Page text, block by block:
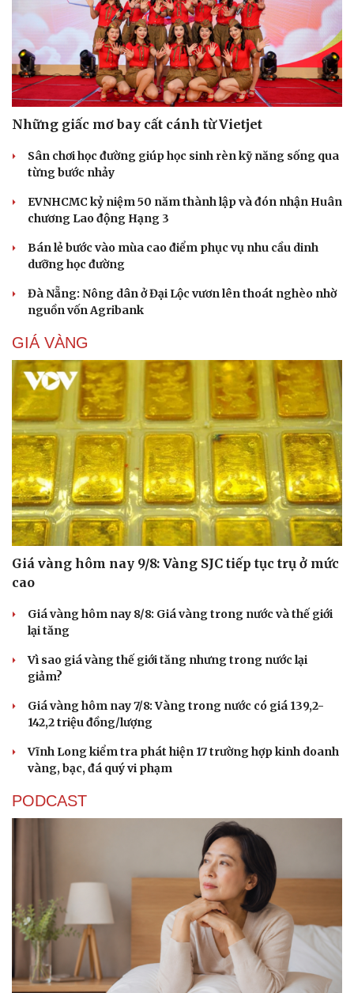
Cải chính
Những giấc mơ bay cất cánh từ Vietjet
Sân chơi học đường giúp học sinh rèn kỹ năng sống qua
từng bước nhảy
EVNHCMC kỷ niệm 50 năm thành lập và đón nhận Huân
chương Lao động Hạng 3
Bán lẻ bước vào mùa cao điểm phục vụ nhu cầu dinh
dưỡng học đường
Đà Nẵng: Nông dân ở Đại Lộc vươn lên thoát nghèo nhờ
nguồn vốn Agribank
GIÁ VÀNG
Giá vàng hôm nay 9/8: Vàng SJC tiếp tục trụ ở mức
cao
Giá vàng hôm nay 8/8: Giá vàng trong nước và thế giới
lại tăng
Vì sao giá vàng thế giới tăng nhưng trong nước lại
giảm?
Giá vàng hôm nay 7/8: Vàng trong nước có giá 139,2-
142,2 triệu đồng/lượng
Vĩnh Long kiểm tra phát hiện 17 trường hợp kinh doanh
vàng, bạc, đá quý vi phạm
PODCAST